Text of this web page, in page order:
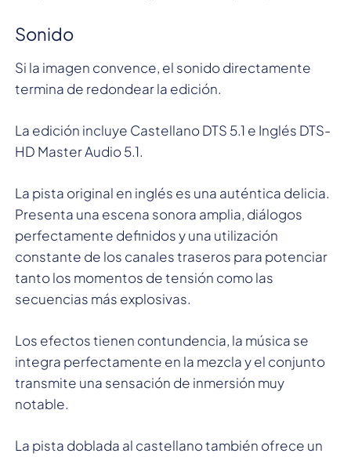
Sonido
Si la imagen convence, el sonido directamente
termina de redondear la edición.
La edición incluye Castellano DTS 5.1 e Inglés DTS-
HD Master Audio 5.1.
La pista original en inglés es una auténtica delicia.
Presenta una escena sonora amplia, diálogos
perfectamente definidos y una utilización
constante de los canales traseros para potenciar
tanto los momentos de tensión como las
secuencias más explosivas.
Los efectos tienen contundencia, la música se
integra perfectamente en la mezcla y el conjunto
transmite una sensación de inmersión muy
notable.
La pista doblada al castellano también ofrece un